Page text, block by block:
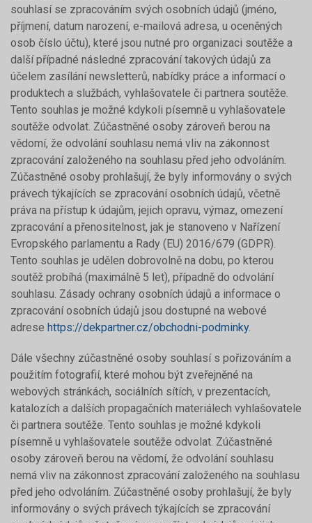
souhlasí se zpracováním svých osobních údajů (jméno,
příjmení, datum narození, e-mailová adresa, u oceněných
osob číslo účtu), které jsou nutné pro organizaci soutěže a
další případné následné zpracování takových údajů za
účelem zasílání newsletterů, nabídky práce a informací o
produktech a službách, vyhlašovatele či partnera soutěže.
Tento souhlas je možné kdykoli písemně u vyhlašovatele
soutěže odvolat. Zúčastněné osoby zároveň berou na
vědomí, že odvolání souhlasu nemá vliv na zákonnost
zpracování založeného na souhlasu před jeho odvoláním.
Zúčastněné osoby prohlašují, že byly informovány o svých
právech týkajících se zpracování osobních údajů, včetně
práva na přístup k údajům, jejich opravu, výmaz, omezení
zpracování a přenositelnost, jak je stanoveno v Nařízení
Evropského parlamentu a Rady (EU) 2016/679 (GDPR).
Tento souhlas je udělen dobrovolně na dobu, po kterou
soutěž probíhá (maximálně 5 let), případně do odvolání
souhlasu. Zásady ochrany osobních údajů a informace o
zpracování osobních údajů jsou dostupné na webové
adrese https://dekpartner.cz/obchodni-podminky.
Dále všechny zúčastněné osoby souhlasí s pořizováním a
použitím fotografií, které mohou být zveřejněné na
webových stránkách, sociálních sítích, v prezentacích,
katalozích a dalších propagačních materiálech vyhlašovatele
či partnera soutěže. Tento souhlas je možné kdykoli
písemně u vyhlašovatele soutěže odvolat. Zúčastněné
osoby zároveň berou na vědomí, že odvolání souhlasu
nemá vliv na zákonnost zpracování založeného na souhlasu
před jeho odvoláním. Zúčastněné osoby prohlašují, že byly
informovány o svých právech týkajících se zpracování